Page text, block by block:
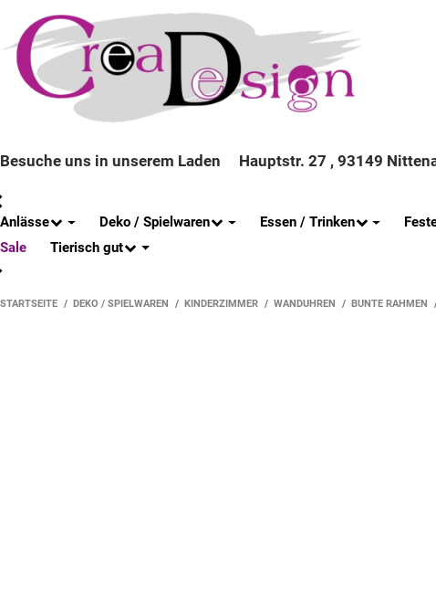
Besuche uns in unserem Laden Hauptstr. 27 , 93149
Anlässe Deko / Spielwaren Essen / Trinken
Sale
Tierisch gut
STARTSEITE DEKO / SPIELWAREN KINDERZIMMER WANDUHREN BUNTE RAHMEN